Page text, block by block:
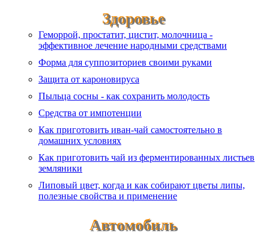
Здоровье
Геморрой, простатит, цистит, молочница -
эффективное лечение народными средствами
Форма для суппозиториев своими руками
Защита от кароновируса
Пыльца сосны - как сохранить молодость
Средства от импотенции
Как приготовить иван-чай самостоятельно в
домашних условиях
Как приготовить чай из ферментированных листьев
земляники
Липовый цвет, когда и как собирают цветы липы,
полезные свойства и применение
Автомобиль